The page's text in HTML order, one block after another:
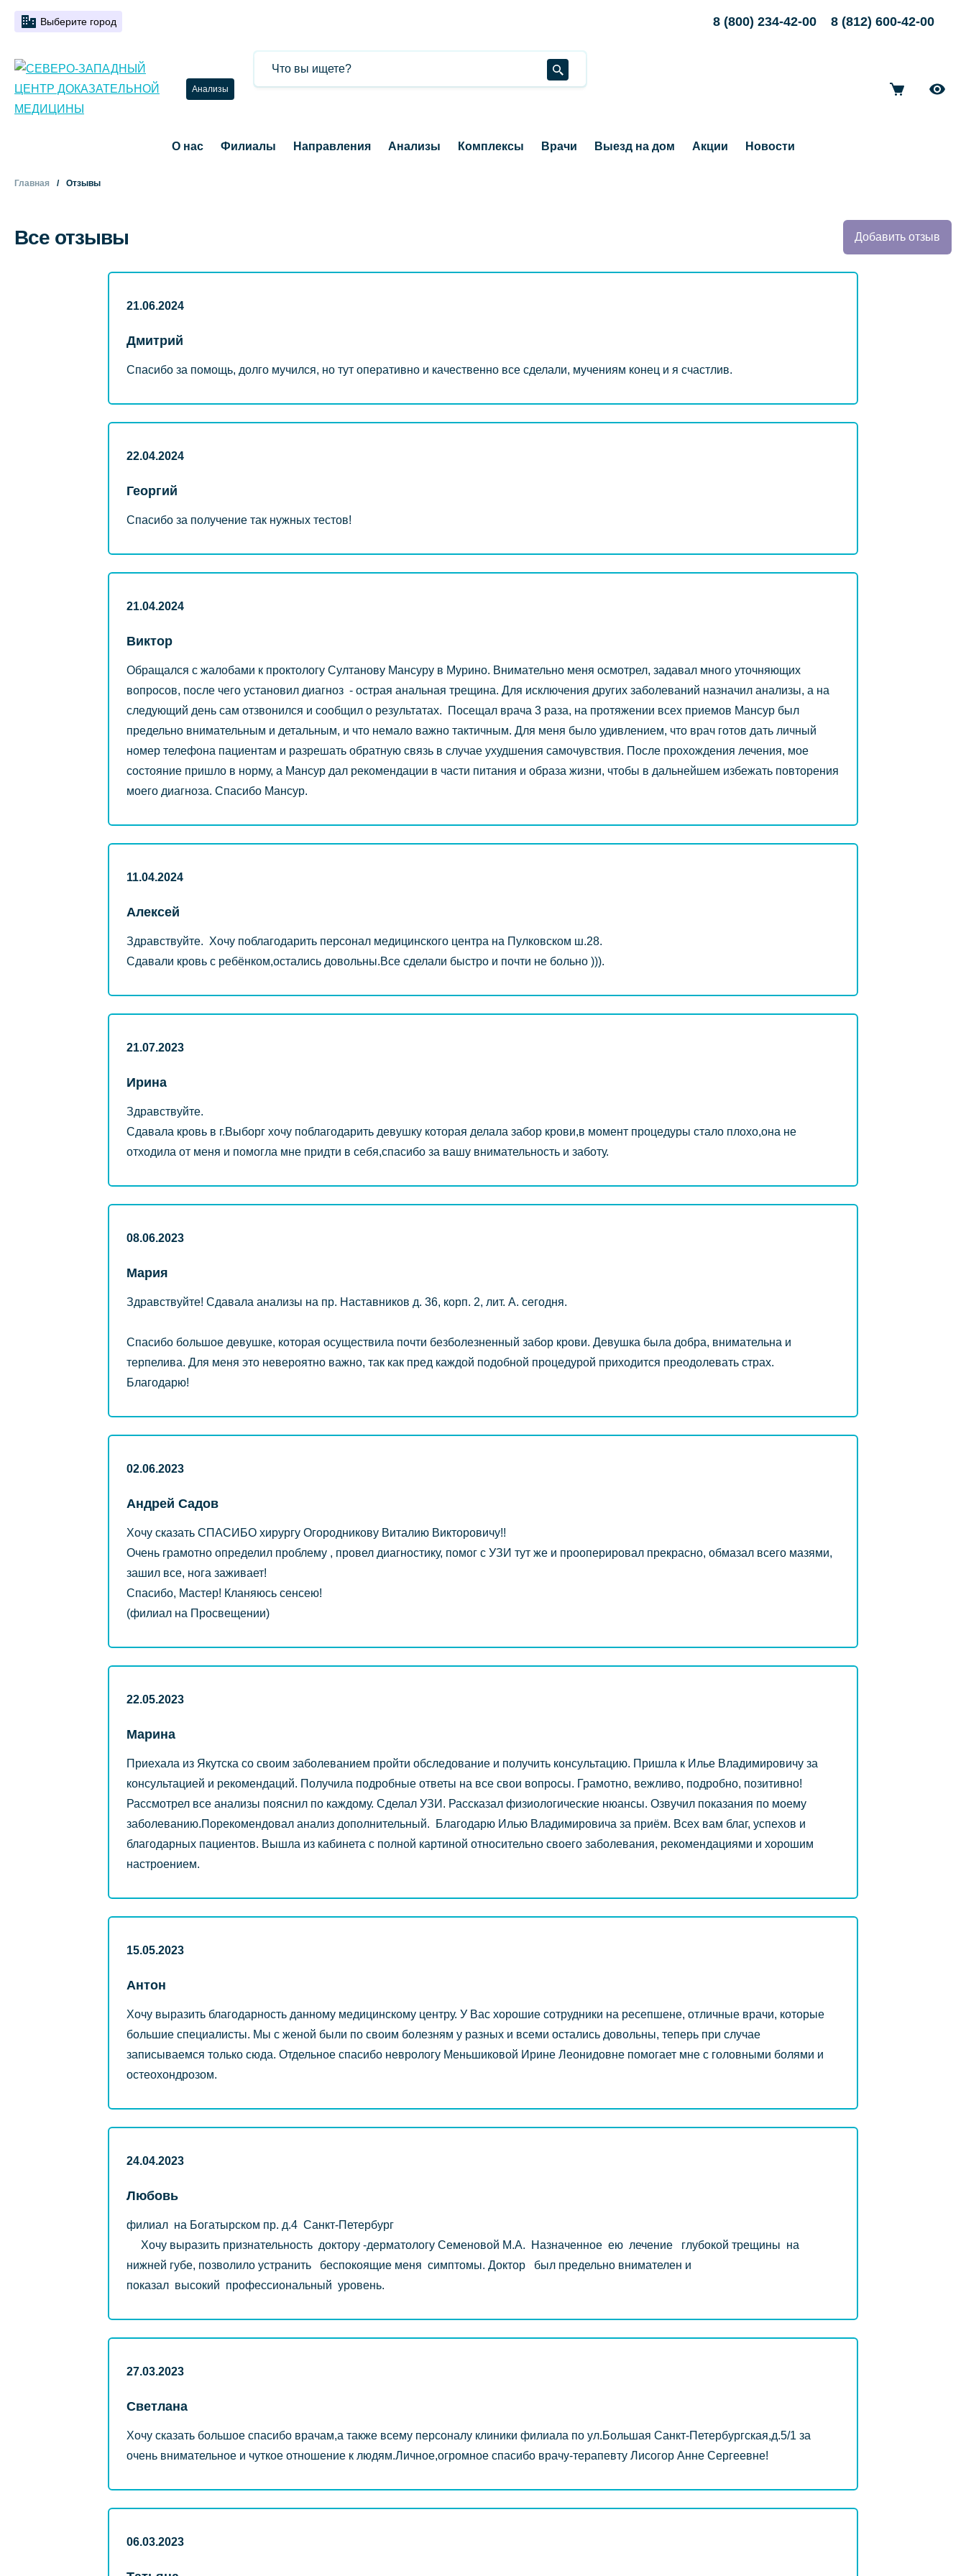
Выберите город 8 (800) 234-42-00 8 (812) 600-42-00
Анализы
О нас Филиалы Направления Анализы Комплексы Врачи Выезд на дом Акции Новости
Главная Отзывы
Все отзывы Добавить отзыв
21.06.2024
Дмитрий
Спасибо за помощь, долго мучился, но тут оперативно и качественно все сделали, мучениям конец и я счастлив.
22.04.2024
Георгий
Спасибо за получение так нужных тестов!
21.04.2024
Виктор
Обращался с жалобами к проктологу Султанову Мансуру в Мурино. Внимательно меня осмотрел, задавал много уточняющих
вопросов, после чего установил диагноз - острая анальная трещина. Для исключения других заболеваний назначил анализы, а на
следующий день сам отзвонился и сообщил о результатах. Посещал врача 3 раза, на протяжении всех приемов Мансур был
предельно внимательным и детальным, и что немало важно тактичным. Для меня было удивлением, что врач готов дать личный
номер телефона пациентам и разрешать обратную связь в случае ухудшения самочувствия. После прохождения лечения, мое
состояние пришло в норму, а Мансур дал рекомендации в части питания и образа жизни, чтобы в дальнейшем избежать повторения
моего диагноза. Спасибо Мансур.
11.04.2024
Алексей
Здравствуйте. Хочу поблагодарить персонал медицинского центра на Пулковском ш.28.
Сдавали кровь с ребёнком,остались довольны.Все сделали быстро и почти не больно ))).
21.07.2023
Ирина
Здравствуйте.
Сдавала кровь в г.Выборг хочу поблагодарить девушку которая делала забор крови,в момент процедуры стало плохо,она не
отходила от меня и помогла мне придти в себя,спасибо за вашу внимательность и заботу.
08.06.2023
Мария
Здравствуйте! Сдавала анализы на пр. Наставников д. 36, корп. 2, лит. А. сегодня.
Спасибо большое девушке, которая осуществила почти безболезненный забор крови. Девушка была добра, внимательна и
терпелива. Для меня это невероятно важно, так как пред каждой подобной процедурой приходится преодолевать страх.
Благодарю!
02.06.2023
Андрей Садов
Хочу сказать СПАСИБО хирургу Огородникову Виталию Викторовичу!!
Очень грамотно определил проблему , провел диагностику, помог с УЗИ тут же и прооперировал прекрасно, обмазал всего мазями,
зашил все, нога заживает!
Спасибо, Мастер! Кланяюсь сенсею!
(филиал на Просвещении)
22.05.2023
Марина
Приехала из Якутска со своим заболеванием пройти обследование и получить консультацию. Пришла к Илье Владимировичу за
консультацией и рекомендаций. Получила подробные ответы на все свои вопросы. Грамотно, вежливо, подробно, позитивно!
Рассмотрел все анализы пояснил по каждому. Сделал УЗИ. Рассказал физиологические нюансы. Озвучил показания по моему
заболеванию.Порекомендовал анализ дополнительный. Благодарю Илью Владимировича за приём. Всех вам благ, успехов и
благодарных пациентов. Вышла из кабинета с полной картиной относительно своего заболевания, рекомендациями и хорошим
настроением.
15.05.2023
Антон
Хочу выразить благодарность данному медицинскому центру. У Вас хорошие сотрудники на ресепшене, отличные врачи, которые
большие специалисты. Мы с женой были по своим болезням у разных и всеми остались довольны, теперь при случае
записываемся только сюда. Отдельное спасибо неврологу Меньшиковой Ирине Леонидовне помогает мне с головными болями и
остеохондрозом.
24.04.2023
Любовь
филиал на Богатырском пр. д.4 Санкт-Петербург
Хочу выразить признательность доктору -дерматологу Семеновой М.А. Назначенное ею лечение глубокой трещины на
нижней губе, позволило устранить беспокоящие меня симптомы. Доктор был предельно внимателен и
показал высокий профессиональный уровень.
27.03.2023
Светлана
Хочу сказать большое спасибо врачам,а также всему персоналу клиники филиала по ул.Большая Санкт-Петербургская,д.5/1 за
очень внимательное и чуткое отношение к людям.Личное,огромное спасибо врачу-терапевту Лисогор Анне Сергеевне!
06.03.2023